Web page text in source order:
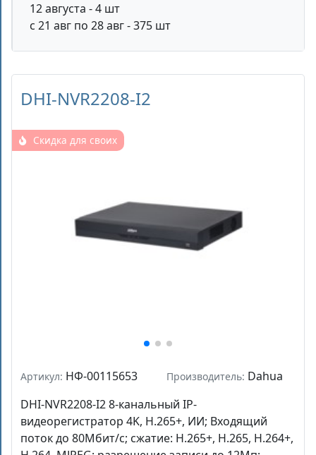
12 августа - 4 шт
с 21 авг по 28 авг - 375 шт
DHI-NVR2208-I2
Скидка для своих
Артикул: НФ-00115653 Производитель: Dahua
DHI-NVR2208-I2 8-канальный IP-
видеорегистратор 4K, H.265+, ИИ; Входящий
поток до 80Мбит/с; сжатие: H.265+, H.265, H.264+,